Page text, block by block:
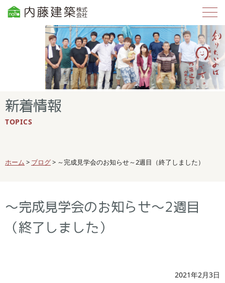
新着情報
TOPICS
ホーム > ブログ> ～完成見学会のお知らせ～2週目（終了しました）
～完成見学会のお知らせ～2週目
（終了しました）
2021年2月3日